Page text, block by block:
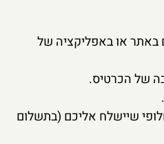
באתר או באפליקציה של
של הכרטיס.
שיישלח אליכם (בתשלום